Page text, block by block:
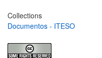
Collections
Documentos - ITESO